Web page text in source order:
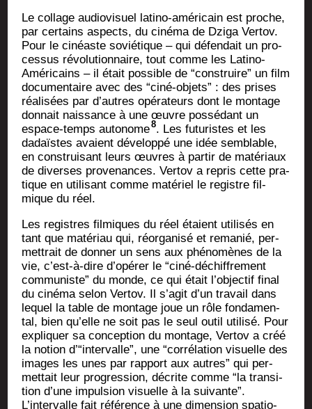
Le col­lage audio­vi­suel lati­no-amé­ri­cain est proche,
par cer­tains aspects, du ciné­ma de Dzi­ga Ver­tov.
Pour le cinéaste sovié­tique – qui défen­dait un pro­
ces­sus révo­lu­tion­naire, tout comme les Lati­no-
Amé­ri­cains – il était pos­sible de “construire” un film
docu­men­taire avec des “ciné-objets” : des prises
réa­li­sées par d’autres opé­ra­teurs dont le mon­tage
don­nait nais­sance à une œuvre pos­sé­dant un
espace-temps auto­nome8. Les futu­ristes et les
dadaïstes avaient déve­lop­pé une idée sem­blable,
en construi­sant leurs œuvres à par­tir de maté­riaux
de diverses pro­ve­nances. Ver­tov a repris cette pra­
tique en uti­li­sant comme maté­riel le registre fil­
mique du réel.
Les registres fil­miques du réel étaient uti­li­sés en
tant que maté­riau qui, réor­ga­ni­sé et rema­nié, per­
met­trait de don­ner un sens aux phé­no­mènes de la
vie, c’est-à-dire d’opérer le “ciné-déchif­fre­ment
com­mu­niste” du monde, ce qui était l’objectif final
du ciné­ma selon Ver­tov. Il s’agit d’un tra­vail dans
lequel la table de mon­tage joue un rôle fon­da­men­
tal, bien qu’elle ne soit pas le seul outil uti­li­sé. Pour
expli­quer sa concep­tion du mon­tage, Ver­tov a créé
la notion d’“intervalle”, une “cor­ré­la­tion visuelle des
images les unes par rap­port aux autres” qui per­
met­tait leur pro­gres­sion, décrite comme “la tran­si­
tion d’une impul­sion visuelle à la sui­vante”.
L’intervalle fait réfé­rence à une dimen­sion spa­tio-